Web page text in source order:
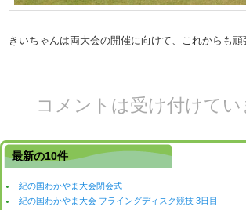
きいちゃんは両大会の開催に向けて、これからも頑
コメントは受け付けてい
最新の10件
紀の国わかやま大会閉会式
紀の国わかやま大会 フライングディスク競技 3日目